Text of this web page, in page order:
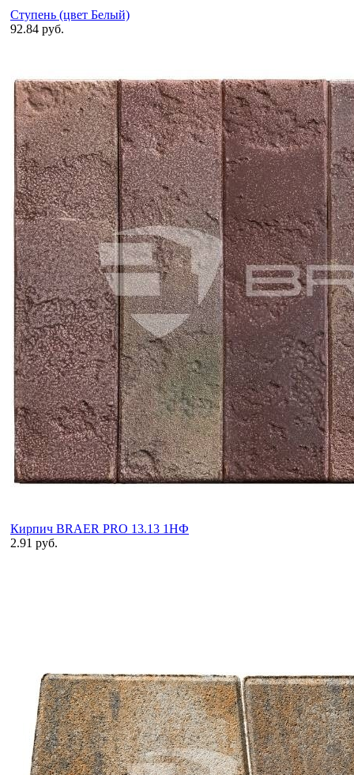
Ступень (цвет Белый)
92.84 руб.
Кирпич BRAER PRO 13.13 1НФ
2.91 руб.